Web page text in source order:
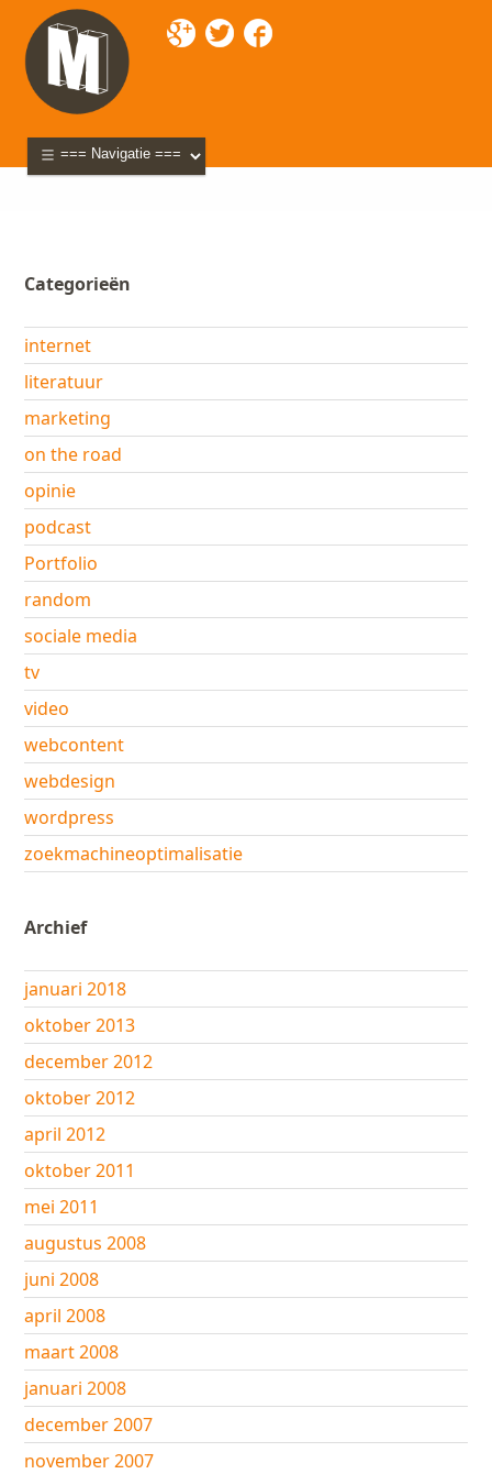
Categorieën
internet
literatuur
marketing
on the road
opinie
podcast
Portfolio
random
sociale media
tv
video
webcontent
webdesign
wordpress
zoekmachineoptimalisatie
Archief
januari 2018
oktober 2013
december 2012
oktober 2012
april 2012
oktober 2011
mei 2011
augustus 2008
juni 2008
april 2008
maart 2008
januari 2008
december 2007
november 2007